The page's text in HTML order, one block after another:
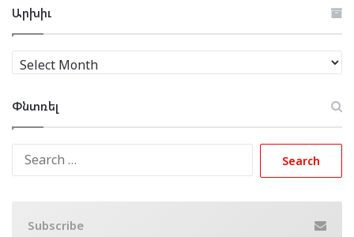
Արխիւ
Արխիւ
Փնտռել
Subscribe